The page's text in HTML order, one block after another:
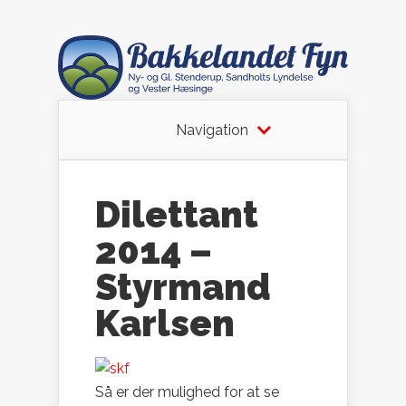
Navigation
Dilettant
2014 –
Styrmand
Karlsen
Så er der mulighed for at se